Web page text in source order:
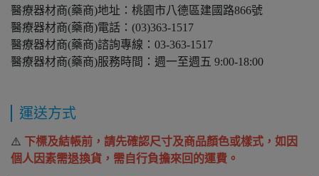
醫療器材商(藥商)地址：桃園市八德區建國路866號
醫療器材商(藥商)電話：(03)363-1517
醫療器材商(藥商)諮詢專線：03-363-1517
醫療器材商(藥商)服務時間：週一至週五 9:00-18:00
運送方式
⚠️ 下標及結帳前，請先確認尺寸及商品顏色或樣式，如因
個人因素需退換貨，需自行負擔來回的運費。